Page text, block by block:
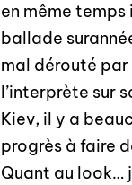
en même temps
ballade
mal dérouté
l’interprète sur
Kiev, il y a
progrès à faire
Quant au look…